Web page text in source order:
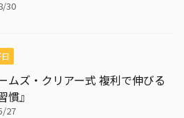
30
ムズ・クリアー式 複利で伸びる
慣』
27